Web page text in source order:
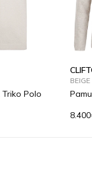
Polo
BEIGE